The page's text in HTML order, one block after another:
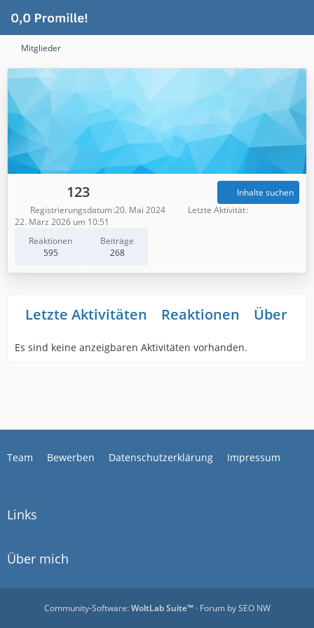
Mitglieder
123
Reaktionen
595
Beiträge
268
Inhalte suchen
Registrierungsdatum 20. Mai 2024
Letzte Aktivität
22. März 2026 um 10:51
Letzte Aktivitäten Reaktionen Über
Es sind keine anzeigbaren Aktivitäten vorhanden.
Team Bewerben Datenschutzerklärung Impressum
Links
Über mich
Community-Software:WoltLab Suite™· Forum bySEO NW